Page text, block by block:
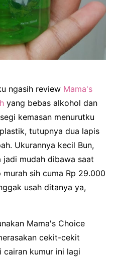
ngasih review Mama's
yang bebas alkohol dan
kemasan menurutku
tutupnya dua lapis
Ukurannya kecil Bun,
jadi mudah dibawa saat
sih cuma Rp 29.000
usah ditanya ya,
Mama's Choice
cekit-cekit
kumur ini lagi